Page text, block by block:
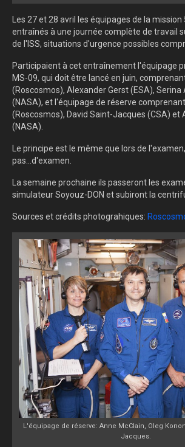
Les 27 et 28 avril les équipages de la
entraînés à une journée complète de travail
de l'ISS, situations d'urgence possibles
Participaient à cet entraînement l'équipage
MS-09, qui doit être lancé en juin,
(Roscosmos), Alexander Gerst (ESA),
(NASA), et l'équipage de réserve
(Roscosmos), David Saint-Jacques (CSA) et
(NASA).
Le principe est le même que lors de
pas...d'examen.
La semaine prochaine ils passeront les
simulateur Soyouz-DON et subiront la
Sources et crédits photograhiques:
L'équipage de réserve: Anne McClain, Oleg
Jacques.